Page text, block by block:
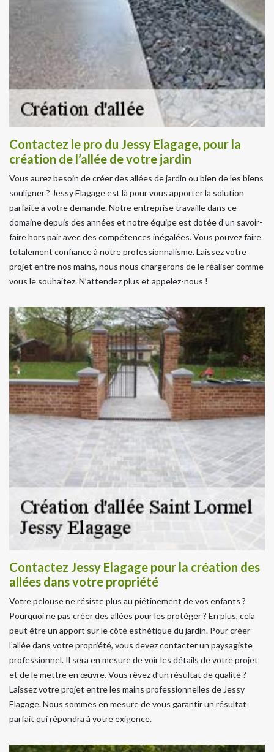
Contactez le pro du Jessy Elagage, pour la
création de l’allée de votre jardin
Vous aurez besoin de créer des allées de jardin ou bien de les biens
souligner ? Jessy Elagage est là pour vous apporter la solution
parfaite à votre demande. Notre entreprise travaille dans ce
domaine depuis des années et notre équipe est dotée d’un savoir-
faire hors pair avec des compétences inégalées. Vous pouvez faire
totalement confiance à notre professionnalisme. Laissez votre
projet entre nos mains, nous nous chargerons de le réaliser comme
vous le souhaitez. N’attendez plus et appelez-nous !
Contactez Jessy Elagage pour la création des
allées dans votre propriété
Votre pelouse ne résiste plus au piétinement de vos enfants ?
Pourquoi ne pas créer des allées pour les protéger ? En plus, cela
peut être un apport sur le côté esthétique du jardin. Pour créer
l’allée dans votre propriété, vous devez contacter un paysagiste
professionnel. Il sera en mesure de voir les détails de votre projet
et de le mettre en œuvre. Vous rêvez d’un résultat de qualité ?
Laissez votre projet entre les mains professionnelles de Jessy
Elagage. Nous sommes en mesure de vous garantir un résultat
parfait qui répondra à votre exigence.